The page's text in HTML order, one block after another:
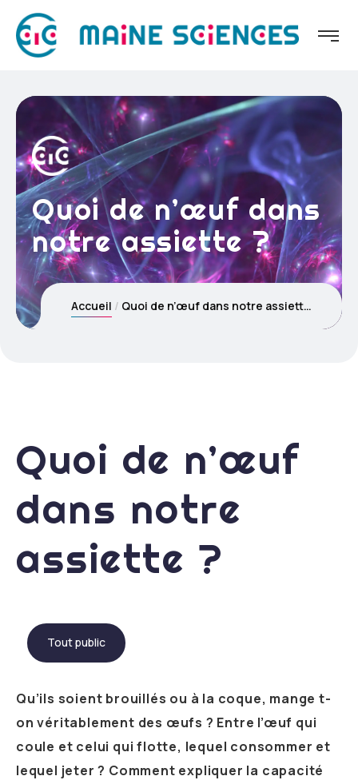
Quoi de n’œuf dans
notre assiette ?
Accueil Quoi de n’œuf dans notre assiette ?
Quoi de n’œuf
dans notre
assiette ?
Tout public
Qu’ils soient brouillés ou à la coque, mange t-
on véritablement des œufs ? Entre l’œuf qui
coule et celui qui flotte, lequel consommer et
lequel jeter ? Comment expliquer la capacité